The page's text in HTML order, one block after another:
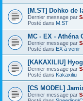
[M.ST] Dohko de
Dernier message par
Posté dans M.ST
MC - EX - Athéna
Dernier message par
Posté dans EX à venir
[KAKAXILIU]
Dernier message par
Posté dans Kakaxiliu
[CS MODEL]
Dernier message par